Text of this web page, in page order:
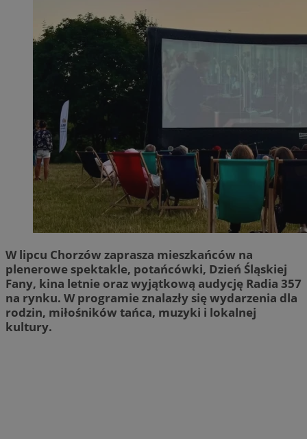
W lipcu Chorzów zaprasza mieszkańców na
plenerowe spektakle, potańcówki, Dzień Śląskiej
Fany, kina letnie oraz wyjątkową audycję Radia 357
na rynku. W programie znalazły się wydarzenia dla
rodzin, miłośników tańca, muzyki i lokalnej
kultury.